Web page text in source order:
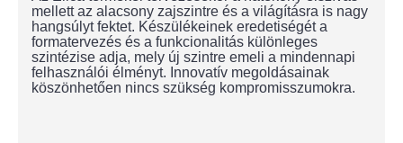
mellett az alacsony zajszintre és a világításra is nagy
hangsúlyt fektet. Készülékeinek eredetiségét a
formatervezés és a funkcionalitás különleges
szintézise adja, mely új szintre emeli a mindennapi
felhasználói élményt. Innovatív megoldásainak
köszönhetően nincs szükség kompromisszumokra.